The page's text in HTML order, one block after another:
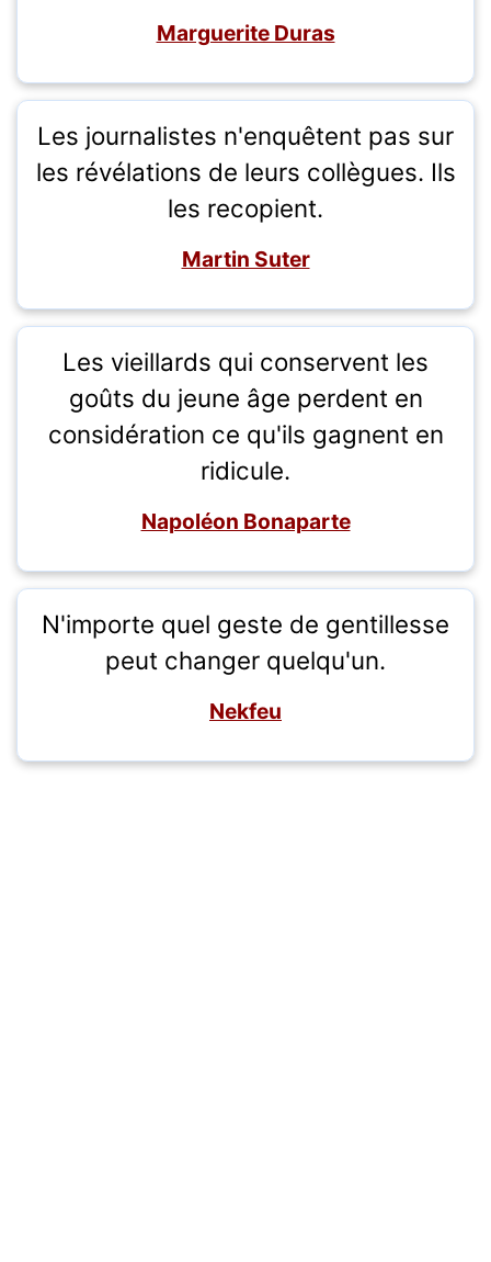
Marguerite Duras
Les journalistes n'enquêtent pas sur
les révélations de leurs collègues. Ils
les recopient.
Martin Suter
Les vieillards qui conservent les
goûts du jeune âge perdent en
considération ce qu'ils gagnent en
ridicule.
Napoléon Bonaparte
N'importe quel geste de gentillesse
peut changer quelqu'un.
Nekfeu